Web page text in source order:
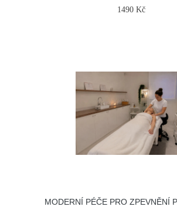
1490 Kč
MODERNÍ PÉČE PRO ZPEVNĚNÍ